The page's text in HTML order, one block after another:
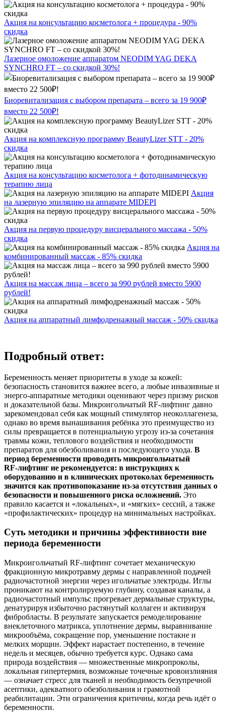
Акция на консультацию косметолога + процедура - 90%
скидка
Лазерное омоложение аппаратом NEODIM YAG DEKA
SYNCHRO FT – со скидкой 30%!
Биоревитализация с выбором препарата – всего за 19 900₽
вместо 22 500₽!
Акция на комплексную программу BeautyLizer STT - 20%
скидка
Акция на консультацию косметолога + фотодинамическую
терапию лица
Акция
на лазерную эпиляцию на аппарате MIDEPI
Акция на первую процедуру висцерального массажа - 50%
скидка
Акция на
комбинированный массаж - 85% скидка
Акция на массаж лица – всего за 990 рублей вместо 5900
рублей!
Акция на аппаратный лимфодренажный массаж - 50% скидка
Подробный ответ:
Беременность меняет приоритеты в уходе за кожей:
безопасность становится важнее всего, а любые инвазивные и
энерго‑аппаратные методики оценивают через призму рисков
и доказательной базы. Микроигольчатый RF‑лифтинг давно
зарекомендовал себя как мощный стимулятор неоколлагенеза,
однако во время вынашивания ребёнка это преимущество из
силы превращается в потенциальную угрозу из‑за сочетания
травмы кожи, теплового воздействия и необходимости
препаратов для обезболивания и последующего ухода. В
период беременности проводить микроигольчатый
RF‑лифтинг не рекомендуется: в инструкциях к
оборудованию и в клинических протоколах беременность
значится как противопоказание из‑за отсутствия данных о
безопасности и повышенного риска осложнений. Это
правило касается и «локальных», и «мягких» сессий, а также
«профилактических» процедур на минимальных настройках.
Суть методики и причины эффективности вне
периода беременности
Микроигольчатый RF‑лифтинг сочетает механическую
фракционную микротравму дермы с направленной подачей
радиочастотной энергии через игольчатые электроды. Иглы
проникают на контролируемую глубину, создавая каналы, а
радиочастотный импульс прогревает дермальные структуры,
денатурируя избыточно растянутый коллаген и активируя
фибробласты. В результате запускается ремоделирование
внеклеточного матрикса, уплотнение дермы, выравнивание
микрообъёма, сокращение пор, уменьшение постакне и
мелких морщин. Эффект нарастает постепенно, в течение
недель и месяцев, обычно требуется курс. Однако сама
природа воздействия — множественные микропроколы,
локальная гипертермия, возможные точечные кровоизлияния
— означает стресс для тканей и необходимость безупречной
асептики, адекватного обезболивания и грамотной
реабилитации. Эти ограничения критичны, когда речь идёт о
беременности.